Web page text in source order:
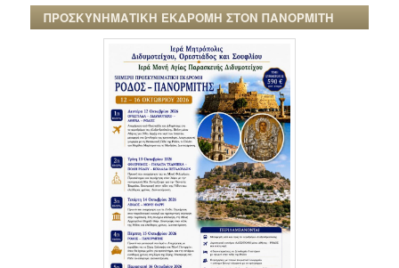
ΠΡΟΣΚΥΝΗΜΑΤΙΚΗ ΕΚΔΡΟΜΗ ΣΤΟΝ ΠΑΝΟΡΜΙΤΗ